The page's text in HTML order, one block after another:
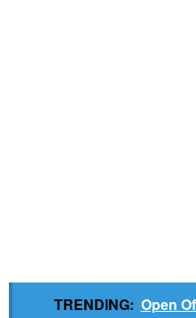
TRENDING: Open